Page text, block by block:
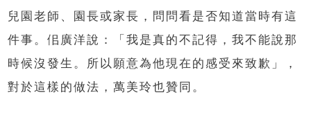
兒園老師、園長或家長，問問看是否知道當時有這
件事。佀廣洋說：「我是真的不記得，我不能說那
時候沒發生。所以願意為他現在的感受來致歉」，
對於這樣的做法，萬美玲也贊同。